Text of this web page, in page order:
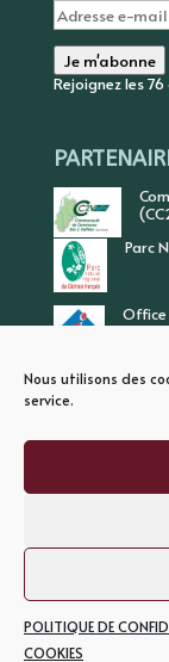
Nous utilisons des
service.
POLITIQUE DE
COOKIES
Adresse
e-
mail
Je m'abonne
Rejoignez les
Parc
Office
Forêt,
©